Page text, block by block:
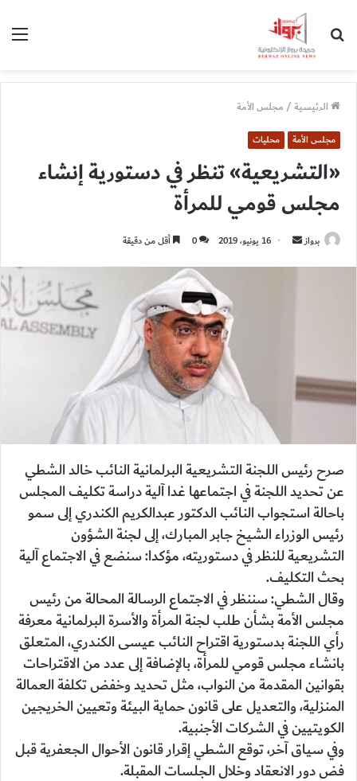
الرئيسية/مجلس الأمة
مجلس الأمة محليات
«التشريعية» تنظر في دستورية إنشاء
مجلس قومي للمرأة
برواز
أرسل 16 يونيو، 2019 0 أقل من دقيقة
صرح رئيس اللجنة التشريعية البرلمانية النائب خالد الشطي
عن تحديد اللجنة في اجتماعها غدا آلية دراسة تكليف المجلس
باحالة استجواب النائب الدكتور عبدالكريم الكندري إلى سمو
رئيس الوزراء الشيخ جابر المبارك، إلى لجنة الشؤون
التشريعية للنظر في دستوريته، مؤكدا: سنضع في الاجتماع آلية
بحث التكليف.
وقال الشطي: سننظر في الاجتماع الرسالة المحالة من رئيس
مجلس الأمة بشأن طلب لجنة المرأة والأسرة البرلمانية معرفة
رأي اللجنة بدستورية اقتراح النائب عيسى الكندري، المتعلق
بانشاء مجلس قومي للمرأة، بالإضافة إلى عدد من الاقتراحات
بقوانين المقدمة من النواب، مثل تحديد وخفض تكلفة العمالة
المنزلية، والتعديل على قانون حماية البيئة وتعيين الخريجين
الكويتيين في الشركات الأجنبية.
وفي سياق آخر، توقع الشطي إقرار قانون الأحوال الجعفرية قبل
فض دور الانعقاد وخلال الجلسات المقبلة.